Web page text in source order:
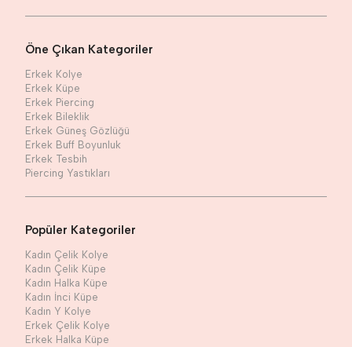
Öne Çıkan Kategoriler
Erkek Kolye
Erkek Küpe
Erkek Piercing
Erkek Bileklik
Erkek Güneş Gözlüğü
Erkek Buff Boyunluk
Erkek Tesbih
Piercing Yastıkları
Popüler Kategoriler
Kadın Çelik Kolye
Kadın Çelik Küpe
Kadın Halka Küpe
Kadın İnci Küpe
Kadın Y Kolye
Erkek Çelik Kolye
Erkek Halka Küpe